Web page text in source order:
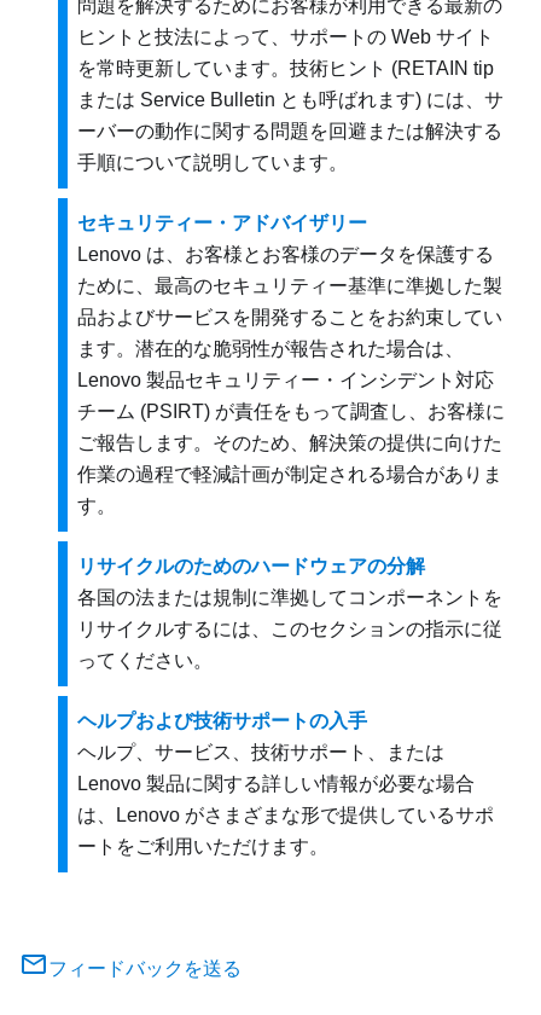
問題を解決するためにお客様が利用できる最新の
ヒントと技法によって、サポートの Web サイト
を常時更新しています。技術ヒント (RETAIN tip
または Service Bulletin とも呼ばれます) には、サ
ーバーの動作に関する問題を回避または解決する
手順について説明しています。
セキュリティー・アドバイザリー
Lenovo は、お客様とお客様のデータを保護する
ために、最高のセキュリティー基準に準拠した製
品およびサービスを開発することをお約束してい
ます。潜在的な脆弱性が報告された場合は、
Lenovo 製品セキュリティー・インシデント対応
チーム (PSIRT) が責任をもって調査し、お客様に
ご報告します。そのため、解決策の提供に向けた
作業の過程で軽減計画が制定される場合がありま
す。
リサイクルのためのハードウェアの分解
各国の法または規制に準拠してコンポーネントを
リサイクルするには、このセクションの指示に従
ってください。
ヘルプおよび技術サポートの入手
ヘルプ、サービス、技術サポート、または
Lenovo 製品に関する詳しい情報が必要な場合
は、Lenovo がさまざまな形で提供しているサポ
ートをご利用いただけます。
フィードバックを送る